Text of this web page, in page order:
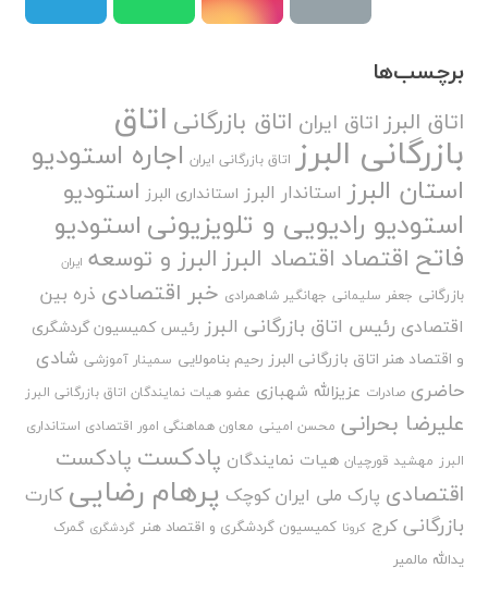
برچسب‌ها
اتاق البرز اتاق ایران اتاق بازرگانی اتاق
بازرگانی البرز اتاق بازرگانی ایران اجاره استودیو
استان البرز استاندار البرز استانداری البرز استودیو
استودیو رادیویی و تلویزیونیاستودیو
فاتح اقتصاد اقتصاد البرزالبرز و توسعه ایران
بازرگانی جعفر سلیمانی جهانگیر شاهمرادی خبر اقتصادی ذره بین
اقتصادی رئیس اتاق بازرگانی البرز رئیس کمیسیون گردشگری
و اقتصاد هنر اتاق بازرگانی البرز رحیم بنامولایی سمینار آموزشی شادی
حاضری صادرات عزیزالله شهبازی عضو هیات نمایندگان اتاق بازرگانی البرز
علیرضا بحرانی محسن امینی معاون هماهنگی امور اقتصادی استانداری
البرز مهشید قورچیان هیات نمایندگان پادکست پادکست
اقتصادی پارک ملی ایران کوچک پرهام رضایی کارت
بازرگانی کرج کرونا کمیسیون گردشگری و اقتصاد هنر گردشگری گمرک
یدالله مالمیر